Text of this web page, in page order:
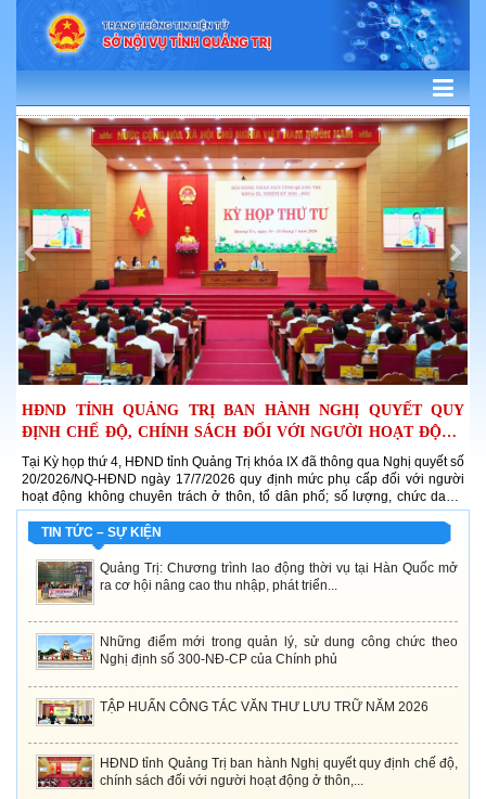
TIN TỨC – SỰ KIỆN
Quảng Trị: Chương trình lao động thời vụ tại Hàn Quốc mở
ra cơ hội nâng cao thu nhập, phát triển...
Những điểm mới trong quản lý, sử dung công chức theo
Nghị định số 300-NĐ-CP của Chính phủ
TẬP HUẤN CÔNG TÁC VĂN THƯ LƯU TRỮ NĂM 2026
HĐND tỉnh Quảng Trị ban hành Nghị quyết quy định chế độ,
chính sách đối với người hoạt động ở thôn,...
HÀNH NGHỊ QUYẾT QUY
ĐỐI VỚI NGƯỜI HOẠT ĐỘNG
Trị khóa IX đã thông qua Nghị quyết số
quy định mức phụ cấp đối với người
thôn, tổ dân phố; số lượng, chức danh,
hoạt động ở thôn, tổ dân phố; việc kiêm
QUẢNG TRỊ: VIẾT TIẾP
NHỮNG HÀNH ĐỘNG THIẾT
Không chỉ là một nhiệm vụ, một
công tác chăm lo người có công tại
nối dài đạo lý "Uống nước nhớ
xương của hàng vạn người con ưu tú